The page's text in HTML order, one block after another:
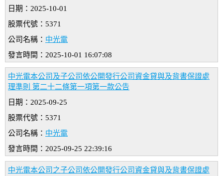
日期：2025-10-01
股票代號：5371
公司名稱： 中光電
發言時間：2025-10-01 16:07:08
中光電本公司及子公司依公開發行公司資金貸與及背書保證處
理準則 第二十二條第一項第一款公告
日期：2025-09-25
股票代號：5371
公司名稱： 中光電
發言時間：2025-09-25 22:39:16
中光電本公司之子公司依公開發行公司資金貸與及背書保證處